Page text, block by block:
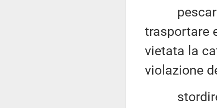
pescare,
trasportare
vietata la
violazione
stordire,